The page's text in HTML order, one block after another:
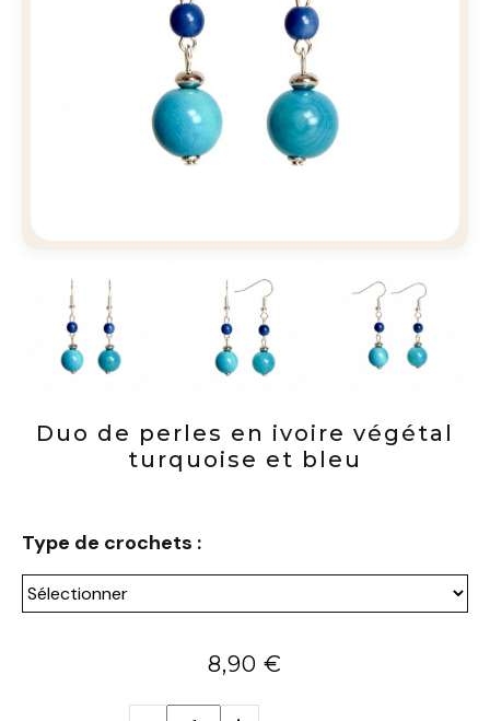
Duo de perles en ivoire végétal
turquoise et bleu
Type de crochets :
8,90 €